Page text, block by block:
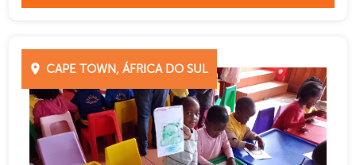
CAPE TOWN, ÁFRICA DO SUL